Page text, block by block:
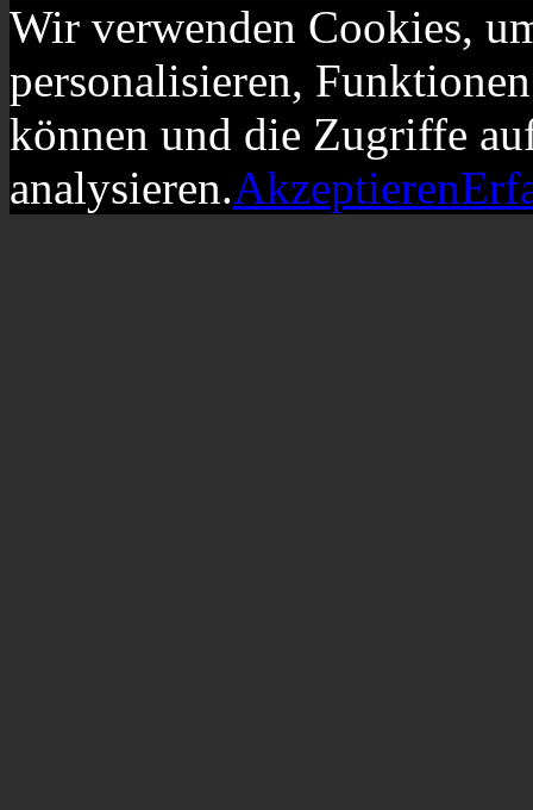
Wir verwenden Cookies,
personalisieren,
können und die Zugriffe
analysieren.Akzeptieren